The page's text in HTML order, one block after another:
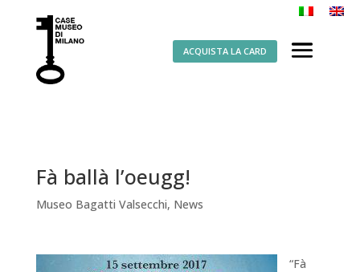
ACQUISTA LA CARD
Fà ballà l’oeugg!
Museo Bagatti Valsecchi, News
“Fà